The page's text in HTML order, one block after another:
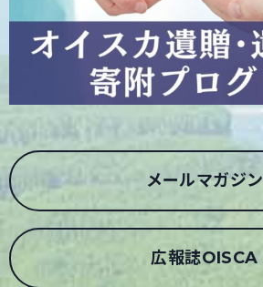
メールマガジン
広報誌OISCA